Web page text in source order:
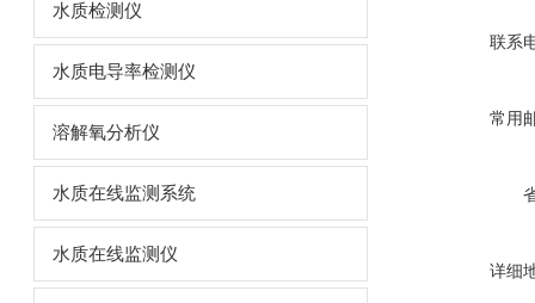
水质检测仪
水质电导率检测仪
溶解氧分析仪
水质在线监测系统
水质在线监测仪
联系
常用
详细